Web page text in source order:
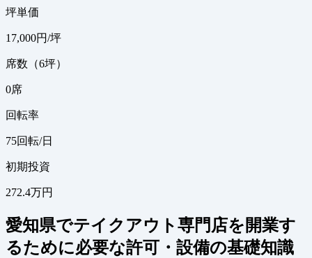
坪単価
17,000円/坪
席数（6坪）
0席
回転率
75回転/日
初期投資
272.4万円
愛知県でテイクアウト専門店を開業す
るために必要な許可・設備の基礎知識